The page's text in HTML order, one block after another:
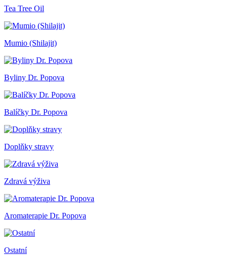
Tea Tree Oil
Mumio (Shilajit)
Byliny Dr. Popova
Balíčky Dr. Popova
Doplňky stravy
Zdravá výživa
Aromaterapie Dr. Popova
Ostatní